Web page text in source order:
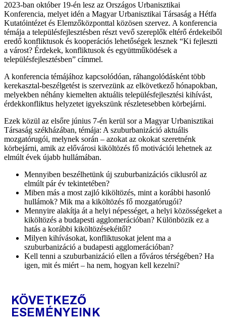
2023-ban október 19-én lesz az Országos Urbanisztikai
Konferencia, melyet idén a Magyar Urbanisztikai Társaság a Hétfa
Kutatóintézet és Elemzőközponttal közösen szervez. A konferencia
témája a településfejlesztésben részt vevő szereplők eltérő érdekeiből
eredő konfliktusok és kooperációs lehetőségek lesznek “Ki fejleszti
a várost? Érdekek, konfliktusok és együttműködések a
településfejlesztésben” címmel.
A konferencia témájához kapcsolódóan, ráhangolódásként több
kerekasztal-beszélgetést is szervezünk az elkövetkező hónapokban,
melyekben néhány kiemelten aktuális településfejlesztési kihívást,
érdekkonfliktus helyzetet igyekszünk részletesebben körbejárni.
Ezek közül az elsőre június 7-én kerül sor a Magyar Urbanisztikai
Társaság székházában, témája: A szuburbanizáció aktuális
mozgatórugói, melynek során – azokat az okokat szeretnénk
körbejárni, amik az elővárosi kiköltözés fő motivációi lehetnek az
elmúlt évek újabb hullámában.
Mennyiben beszélhetünk új szuburbanizációs ciklusról az
elmúlt pár év tekintetében?
Miben más a most zajló kiköltözés, mint a korábbi hasonló
hullámok? Mik ma a kiköltözés fő mozgatórugói?
Mennyire alakítja át a helyi népességet, a helyi közösségeket a
kiköltözés a budapesti agglomerációban? Különbözik ez a
hatás a korábbi kiköltözésekéitől?
Milyen kihívásokat, konfliktusokat jelent ma a
szuburbanizáció a budapesti agglomerációban?
Kell tenni a szuburbanizáció ellen a főváros térségében? Ha
igen, mit és miért – ha nem, hogyan kell kezelni?
KÖVETKEZŐ
ESEMÉNYEINK